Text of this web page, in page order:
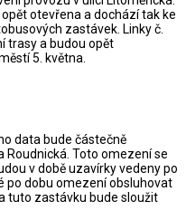
otevřena a dochází tak ke
zastávek. Linky č.
trasy a budou opět
5. května.
data bude částečně
Roudnická. Toto omezení se
v době uzavírky vedeny po
po dobu omezení obsluhovat
tuto zastávku bude sloužit